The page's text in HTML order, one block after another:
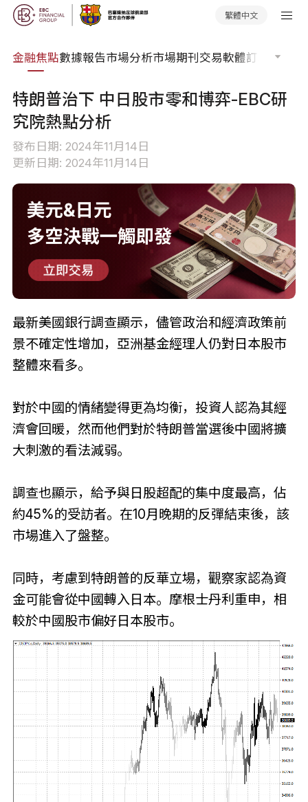
繁體中文
金融焦點數據報告市場分析市場期刊交易軟體訂單流
特朗普治下 中日股市零和博弈-EBC研
究院熱點分析
發布日期: 2024年11月14日
更新日期: 2024年11月14日
最新美國銀行調查顯示，儘管政治和經濟政策前
景不確定性增加，亞洲基金經理人仍對日本股市
整體來看多。
對於中國的情緒變得更為均衡，投資人認為其經
濟會回暖，然而他們對於特朗普當選後中國將擴
大刺激的看法減弱。
調查也顯示，給予與日股超配的集中度最高，佔
約45%的受訪者。在10月晚期的反彈結束後，該
市場進入了盤整。
同時，考慮到特朗普的反華立場，觀察家認為資
金可能會從中國轉入日本。摩根士丹利重申，相
較於中國股市偏好日本股市。